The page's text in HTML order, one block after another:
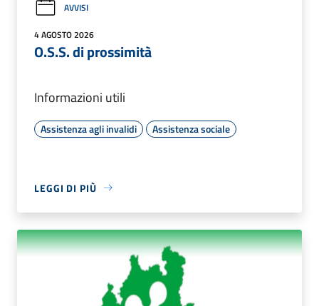
AVVISI
4 AGOSTO 2026
O.S.S. di prossimità
Informazioni utili
Assistenza agli invalidi Assistenza sociale
LEGGI DI PIÙ